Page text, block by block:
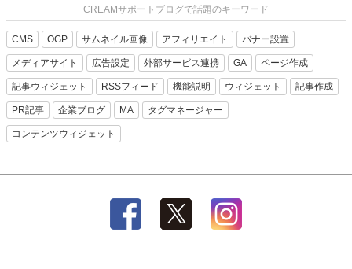
CREAMサポートブログで話題のキーワード
CMS OGP サムネイル画像 アフィリエイト バナー設置
メディアサイト 広告設定 外部サービス連携 GA ページ作成
記事ウィジェット RSSフィード 機能説明 ウィジェット 記事作成
PR記事 企業ブログ MA タグマネージャー
コンテンツウィジェット